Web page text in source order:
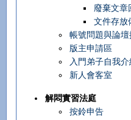
廢棄文章
文件存放
帳號問題與論
版主申請區
入門弟子自我介
新人會客室
解悶實習法庭
按鈴申告